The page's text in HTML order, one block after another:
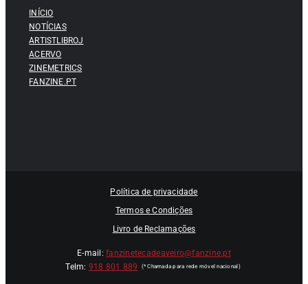
INÍCIO
NOTÍCIAS
ARTISTLIBROJ
ACERVO
ZINEMETRICS
FANZINE.PT
Política de privacidade
Termos e Condições
Livro de Reclamações
E-mail:fanzinetecadeaveiro@fanzine.pt
Telm: 918 801 889